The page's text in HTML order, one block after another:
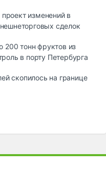
проект изменений в
сделок
200 тонн фруктов из
в порту Петербурга
скопилось на границе